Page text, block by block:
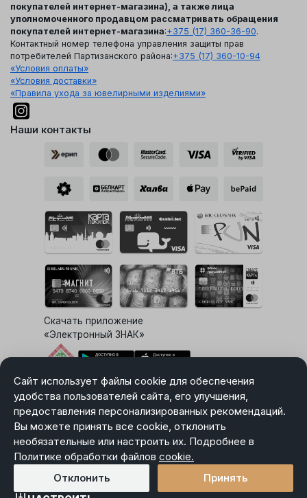
Сайт использует файлы cookie для обеспечения
удобства пользователей сайта, его улучшения,
предоставления персонализированных рекомендаций.
Вы можете принять все cookie, отклонить
необязательные или настроить их. Подробнее в
Политике обработки файлов cookie.
Отклонить Принять
покупателей интернет-магазина), а также лица
уполномоченного продавцом рассматривать обращения
покупателей интернет-магазина:+375 (17) 360-36-90.
Контактный номер телефона управления защиты прав
потребителей Партизанского района:+375 (17) 360-10-94
«Условия оплаты»
«Условия доставки»
«Правила ухода за ювелирными изделиями»
Наши контакты
Скачать приложение
«Электронный ЗНАК»
Выбор настроек Cookie
Карта сайта
Политика в отношении обработки персональных данных
Пользовательское соглашение